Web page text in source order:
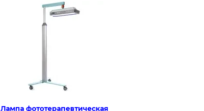
Лампа фототерапевтическая